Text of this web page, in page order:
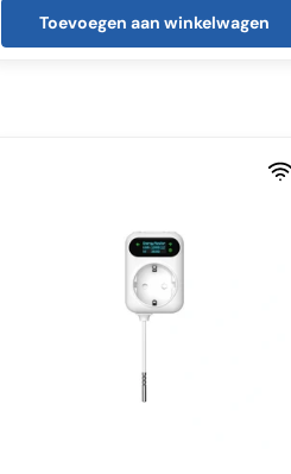
Toevoegen aan winkelwagen